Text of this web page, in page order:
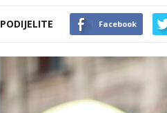
PODIJELITE Facebook